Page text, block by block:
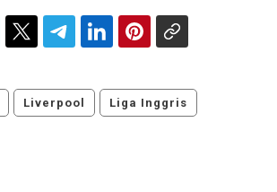
Liverpool Liga Inggris